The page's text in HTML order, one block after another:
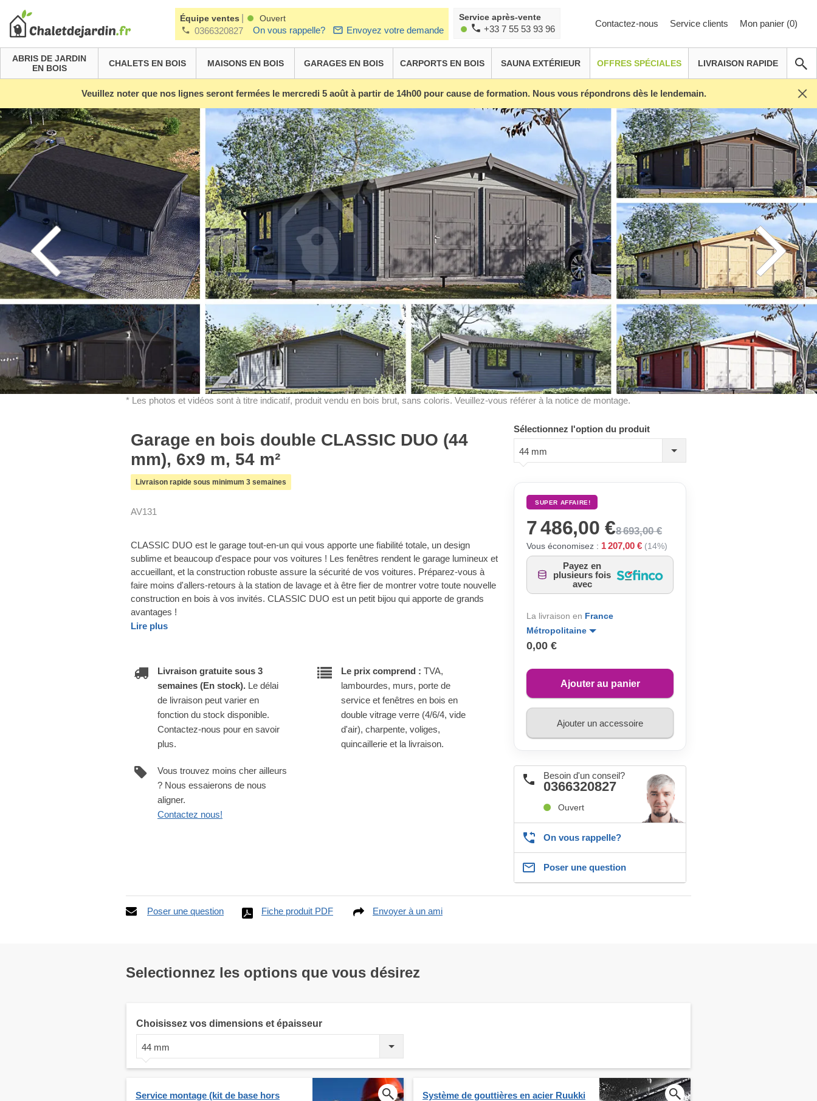
Équipe ventes Ouvert
0366320827 On vous rappelle? Envoyez votre demande
Service après-vente
+33 7 55 53 93 96
Contactez-nous Service clients Mon panier (0)
ABRIS DE JARDIN
EN BOIS
CHALETS EN BOIS MAISONS EN BOIS GARAGES EN BOIS CARPORTS EN BOIS SAUNA EXTÉRIEUR OFFRES SPÉCIALES LIVRAISON RAPIDE
Veuillez noter que nos lignes seront fermées le mercredi 5 août à partir de 14h00 pour cause de formation. Nous vous répondrons dès le lendemain.
* Les photos et vidéos sont à titre indicatif, produit vendu en bois brut, sans coloris. Veuillez-vous référer à la notice de montage.
Garage en bois double CLASSIC DUO (44
mm), 6x9 m, 54 m²
Livraison rapide sous minimum 3 semaines
AV131
CLASSIC DUO est le garage tout-en-un qui vous apporte une fiabilité totale, un design
sublime et beaucoup d'espace pour vos voitures ! Les fenêtres rendent le garage lumineux et
accueillant, et la construction robuste assure la sécurité de vos voitures. Préparez-vous à
faire moins d'allers-retours à la station de lavage et à être fier de montrer votre toute nouvelle
construction en bois à vos invités. CLASSIC DUO est un petit bijou qui apporte de grands
avantages !
Lire plus
Livraison gratuite sous 3
semaines (En stock). Le délai
de livraison peut varier en
fonction du stock disponible.
Contactez-nous pour en savoir
plus.
Le prix comprend : TVA,
lambourdes, murs, porte de
service et fenêtres en bois en
double vitrage verre (4/6/4, vide
d'air), charpente, voliges,
quincaillerie et la livraison.
Vous trouvez moins cher ailleurs
? Nous essaierons de nous
aligner.
Contactez nous!
Sélectionnez l'option du produit
44 mm
SUPER AFFAIRE!
7 486,00 €8 693,00 €
Vous économisez : 1 207,00 € (14%)
Payez en
plusieurs fois
avec
La livraison en France
Métropolitaine
0,00 €
Ajouter au panier
Ajouter un accessoire
Besoin d'un conseil?
0366320827
Ouvert
On vous rappelle?
Poser une question
Poser une question Fiche produit PDF Envoyer à un ami
Selectionnez les options que vous désirez
Choisissez vos dimensions et épaisseur
44 mm
Service montage (kit de base hors
Système de gouttières en acier Ruukki